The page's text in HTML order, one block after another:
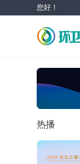
您好！
热播